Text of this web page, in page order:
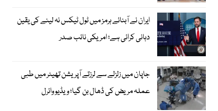
ایران نے آبنائے ہرمز میں ٹول ٹیکس نہ لینے کی یقین
دہانی کرائی ہے؛ امریکی نائب صدر
جاپان میں زلزلے سے لرزتے آپریشن تھیٹر میں طبی
عملہ مریض کی ڈھال بن گیا؛ ویڈیو وائرل